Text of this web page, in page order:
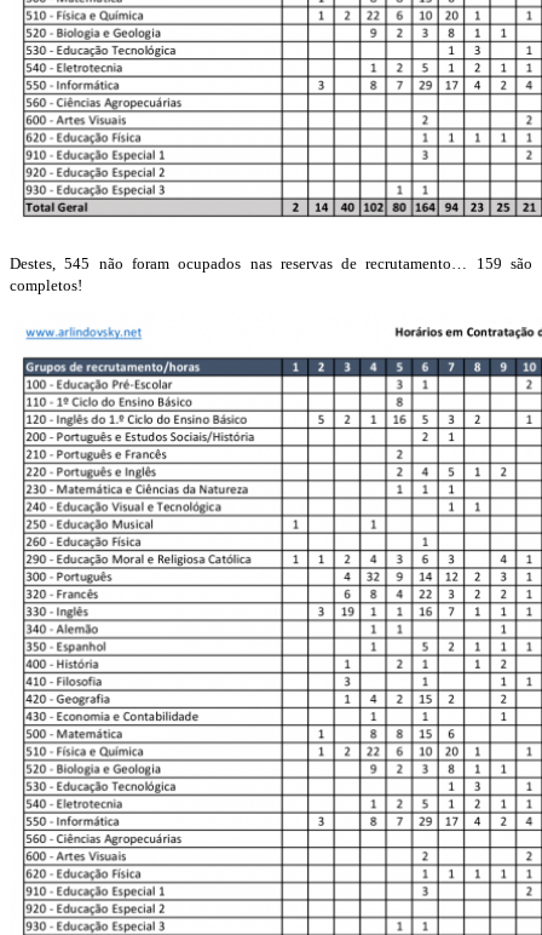
Destes, 545 não foram ocupados nas reservas de recrutamento… 159 são
completos!